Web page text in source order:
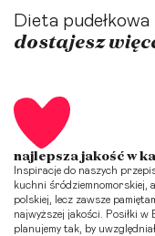
Dieta
dostajesz
najlepsza jakość w
Inspiracje do naszych
kuchni śródziemnomorskiej,
polskiej, lecz zawsze
najwyższej jakości. Posiłki w
planujemy tak, by